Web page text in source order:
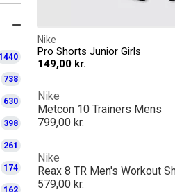
1440
738
630
398
261
174
162
Nike
Pro Shorts Junior Girls
149,00 kr.
Nike
Metcon 10 Trainers Mens
799,00 kr.
Nike
Reax 8 TR Men's Workout
579,00 kr.